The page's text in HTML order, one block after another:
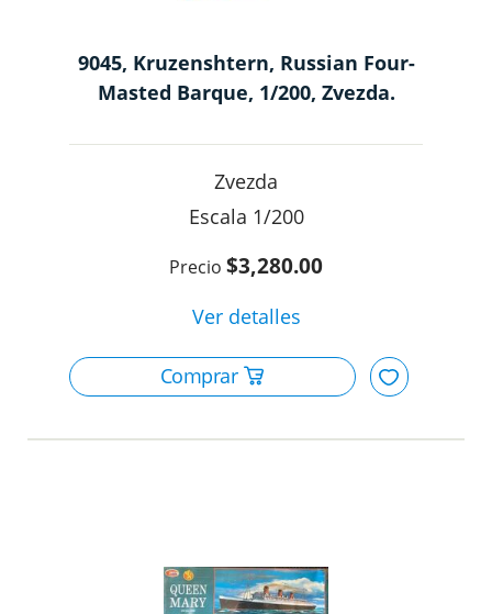
9045, Kruzenshtern, Russian Four-
Masted Barque, 1/200, Zvezda.
Zvezda
1/200
$3,280.00